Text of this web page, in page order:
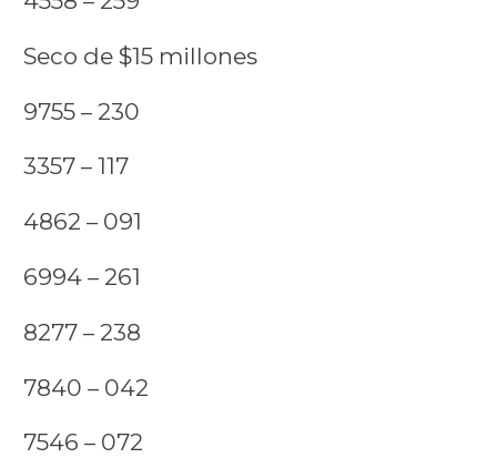
Seco de $15 millones
9755 – 230
3357 – 117
4862 – 091
6994 – 261
8277 – 238
7840 – 042
7546 – 072